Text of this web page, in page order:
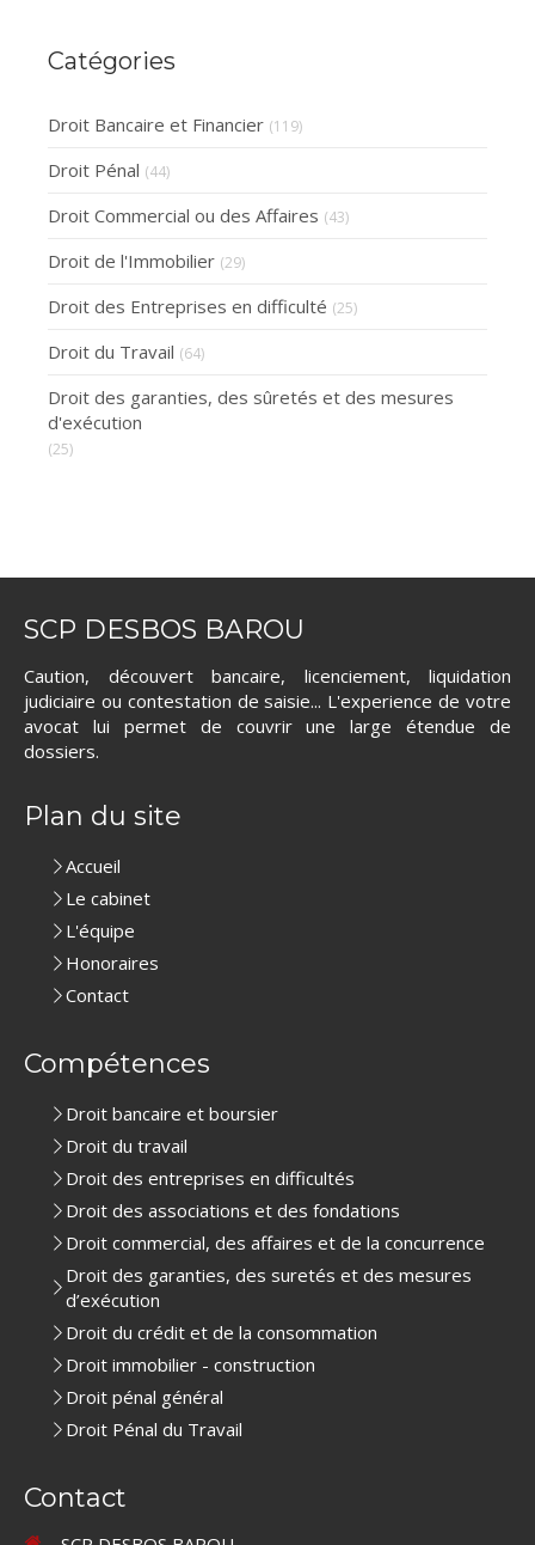
Catégories
Droit Bancaire et Financier (119)
Droit Pénal (44)
Droit Commercial ou des Affaires (43)
Droit de l'Immobilier (29)
Droit des Entreprises en difficulté (25)
Droit du Travail (64)
Droit des garanties, des sûretés et des mesures
d'exécution
(25)
SCP DESBOS BAROU
Caution, découvert bancaire, licenciement, liquidation
judiciaire ou contestation de saisie... L'experience de votre
avocat lui permet de couvrir une large étendue de
dossiers.
Plan du site
Accueil
Le cabinet
L'équipe
Honoraires
Contact
Compétences
Droit bancaire et boursier
Droit du travail
Droit des entreprises en difficultés
Droit des associations et des fondations
Droit commercial, des affaires et de la concurrence
Droit des garanties, des suretés et des mesures
d’exécution
Droit du crédit et de la consommation
Droit immobilier - construction
Droit pénal général
Droit Pénal du Travail
Contact